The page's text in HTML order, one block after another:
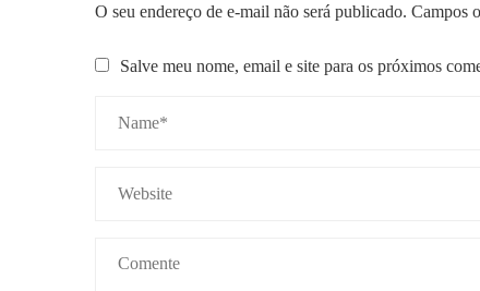
O seu endereço de e-mail não será publicado. Campos
Salve meu nome, email e site para os próximos